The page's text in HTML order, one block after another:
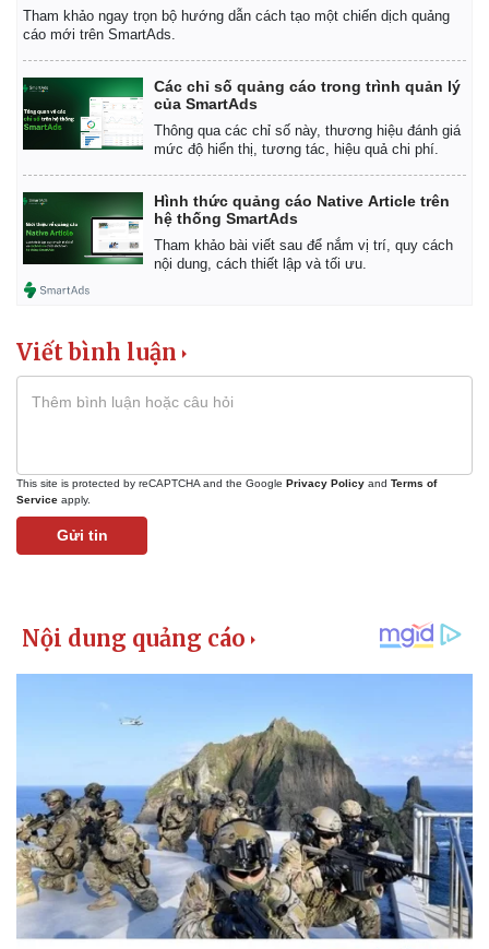
Tham khảo ngay trọn bộ hướng dẫn cách tạo một chiến dịch quảng
cáo mới trên SmartAds.
Các chỉ số quảng cáo trong trình quản lý
của SmartAds
Thông qua các chỉ số này, thương hiệu đánh giá
mức độ hiển thị, tương tác, hiệu quả chi phí.
Hình thức quảng cáo Native Article trên
hệ thống SmartAds
Tham khảo bài viết sau để nắm vị trí, quy cách
nội dung, cách thiết lập và tối ưu.
Viết bình luận
This site is protected by reCAPTCHA and the Google Privacy Policy and Terms of
Service apply.
Gửi tin